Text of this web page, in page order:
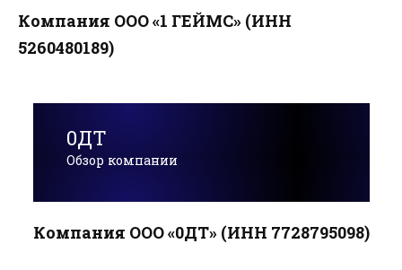
Компания ООО «1 ГЕЙМС» (ИНН
5260480189)
0ДТ
Обзор компании
Компания ООО «0ДТ» (ИНН 7728795098)